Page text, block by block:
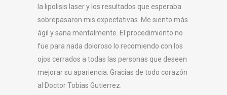
la lipolisis laser y los resultados que esperaba
sobrepasaron mis expectativas. Me siento más
ágil y sana mentalmente. El procedimiento no
fue para nada doloroso lo recomiendo con los
ojos cerrados a todas las personas que deseen
mejorar su apariencia. Gracias de todo corazón
al Doctor Tobias Gutierrez.